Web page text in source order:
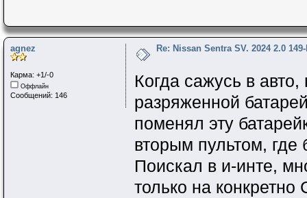
agnez
Карма: +1/-0
Оффлайн
Сообщений: 146
Re: Nissan Sentra SV. 2024 2.0
Когда сажусь в
разряженной
поменял эту
вторым пультом, где
Поискал в и-инте,
только на